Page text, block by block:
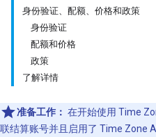
身份验证、配额、价格和政策
身份验证
配额和价格
政策
了解详情
准备工作： 在开始使用 Time
联结算账号并且启用了 Time Zone